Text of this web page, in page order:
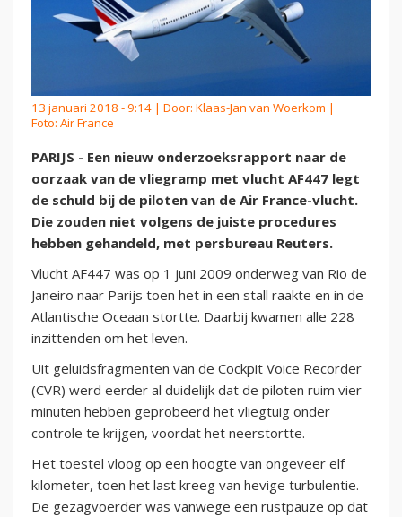
13 januari 2018 - 9:14 | Door: Klaas-Jan van Woerkom |
Foto: Air France
PARIJS - Een nieuw onderzoeksrapport naar de
oorzaak van de vliegramp met vlucht AF447 legt
de schuld bij de piloten van de Air France-vlucht.
Die zouden niet volgens de juiste procedures
hebben gehandeld, met persbureau Reuters.
Vlucht AF447 was op 1 juni 2009 onderweg van Rio de
Janeiro naar Parijs toen het in een stall raakte en in de
Atlantische Oceaan stortte. Daarbij kwamen alle 228
inzittenden om het leven.
Uit geluidsfragmenten van de Cockpit Voice Recorder
(CVR) werd eerder al duidelijk dat de piloten ruim vier
minuten hebben geprobeerd het vliegtuig onder
controle te krijgen, voordat het neerstortte.
Het toestel vloog op een hoogte van ongeveer elf
kilometer, toen het last kreeg van hevige turbulentie.
De gezagvoerder was vanwege een rustpauze op dat